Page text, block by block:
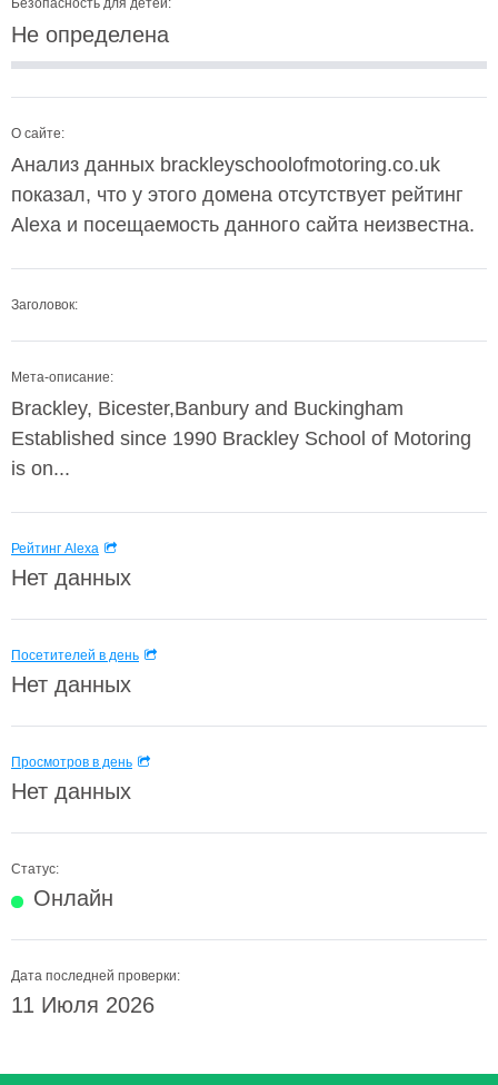
Безопасность для детей:
Не определена
О сайте:
Анализ данных brackleyschoolofmotoring.co.uk
показал, что у этого домена отсутствует рейтинг
Alexa и посещаемость данного сайта неизвестна.
Заголовок:
Мета-описание:
Brackley, Bicester,Banbury and Buckingham
Established since 1990 Brackley School of Motoring
is on...
Рейтинг Alexa
Нет данных
Посетителей в день
Нет данных
Просмотров в день
Нет данных
Статус:
Онлайн
Дата последней проверки:
11 Июля 2026